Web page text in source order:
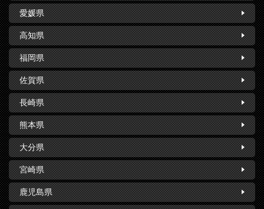
愛媛県
高知県
福岡県
佐賀県
長崎県
熊本県
大分県
宮崎県
鹿児島県